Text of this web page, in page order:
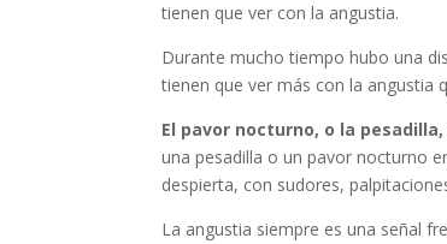
tienen que ver con la angustia.
Durante mucho tiempo hubo una
tienen que ver más con la angustia
El pavor nocturno, o la
una pesadilla o un pavor nocturno
despierta, con sudores,
La angustia siempre es una señal